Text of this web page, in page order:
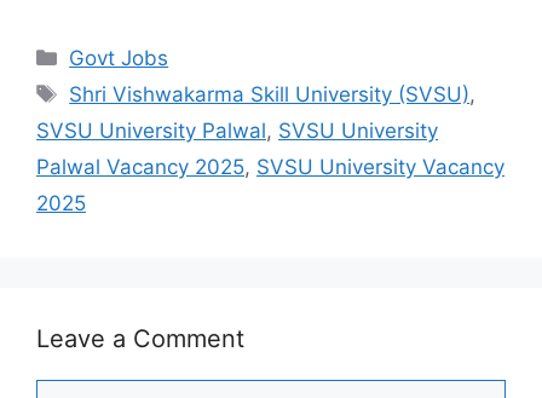
Categories
Govt Jobs
Tags
Shri Vishwakarma Skill University (SVSU),
SVSU University Palwal, SVSU University
Palwal Vacancy 2025, SVSU University Vacancy
2025
Leave a Comment